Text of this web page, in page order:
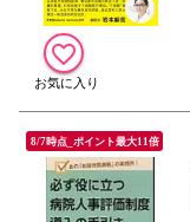
8/7時点_ポイント最大11倍